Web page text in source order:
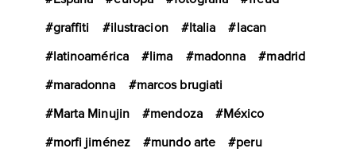
graffiti
ilustracion Italia
lacan
latinoamérica
lima madonna
madrid
maradonna
marcos brugiati
Marta Minujin
mendoza
México
morfi jiménez
mundo arte
peru